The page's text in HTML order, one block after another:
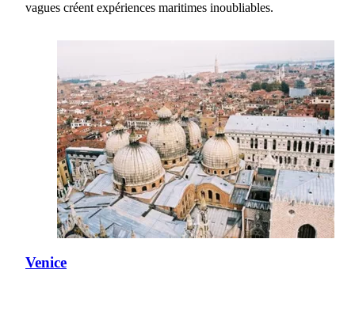
vagues créent expériences maritimes inoubliables.
Venice